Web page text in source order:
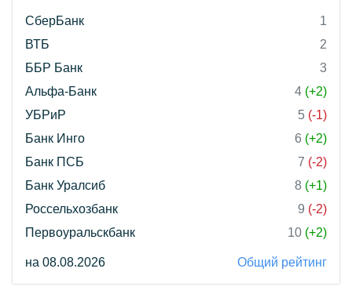
СберБанк
1
ВТБ
2
ББР Банк
3
Альфа-Банк
4 (+2)
УБРиР
5 (-1)
Банк Инго
6 (+2)
Банк ПСБ
7 (-2)
Банк Уралсиб
8 (+1)
Россельхозбанк
9 (-2)
Первоуральскбанк
10 (+2)
на 08.08.2026 Общий рейтинг